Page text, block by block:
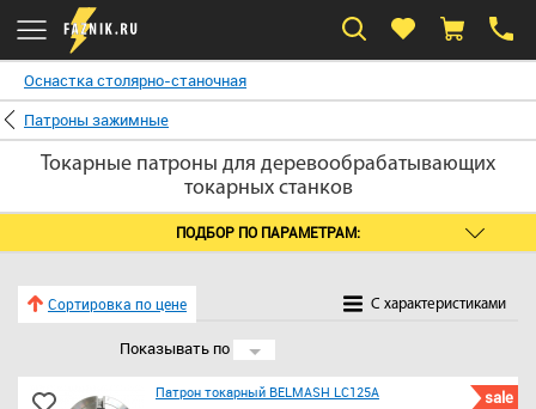
Оснастка столярно-станочная
Патроны зажимные
Токарные патроны для деревообрабатывающих
токарных станков
ПОДБОР ПО ПАРАМЕТРАМ:
Сортировка по цене C характеристиками
Показывать по 24
sale
Патрон токарный BELMASH LC125A